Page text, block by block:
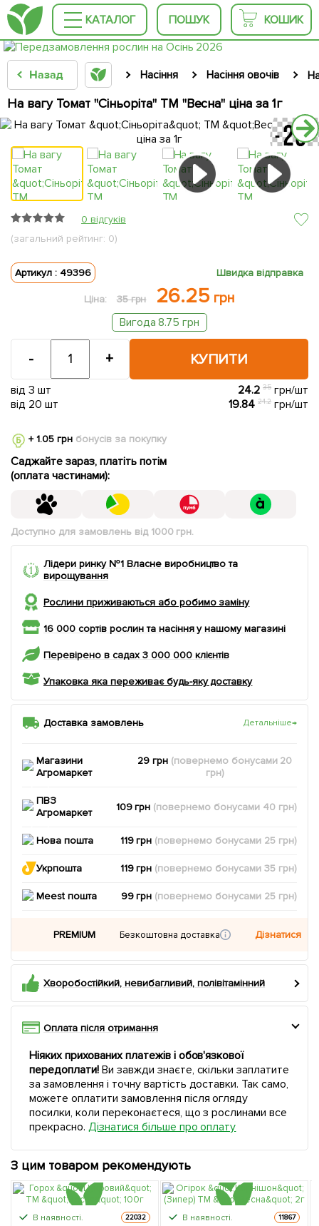
КАТАЛОГ ПОШУК КОШИК
Назад Насіння Насіння овочів
На вагу Томат "Сіньоріта" ТМ "Весна" ціна за 1г
0 відгуків
(загальний рейтинг: 0)
Артикул : 49396 Швидка відправка
Ціна: 35 грн 26.25 грн
Вигода 8.75 грн
КУПИТИ
- +
від 3 шт 24.235 грн/шт
від 20 шт
19.8424.2 грн/шт
+ 1.05 грнбонусів за покупку
Саджайте зараз, платіть потім
(оплата частинами):
Доступно для замовлень від 1000 грн.
Лідери ринку №1 Власне виробництво та
вирощування
Рослини приживаються або робимо заміну
16 000 сортів рослин та насіння у нашому магазині
Перевірено в садах 3 000 000 клієнтів
Упаковка яка переживає будь-яку доставку
Доставка замовлень Детальніше→
Магазини
Агромаркет
29 грн (повернемобонусами 20
грн)
ПВЗ
Агромаркет
109 грн (повернемо бонусами 40 грн)
Нова пошта 119 грн (повернемо бонусами 25 грн)
Укрпошта 119 грн (повернемо бонусами35 грн)
Meest пошта 99 грн (повернемо бонусами 25 грн)
PREMIUM Безкоштовна доставка Дізнатися
Хворобостійкий, невибагливий, полівітамінний
Оплата після отримання
Ніяких прихованих платежів і обов'язкової
передоплати!Ви завжди знаєте, скільки заплатите
за замовлення і точну вартість доставки. Так само,
можете оплатити замовлення після огляду
посилки, коли переконаєтеся, що з рослинами все
прекрасно. Дізнатися більше про оплату
З цим товаром рекомендують
В наявності. 22032 В наявності. 11867